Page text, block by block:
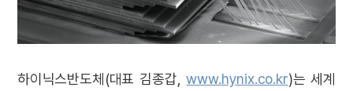
하이닉스반도체(대표 김종갑,www.hynix.co.kr)는 세계